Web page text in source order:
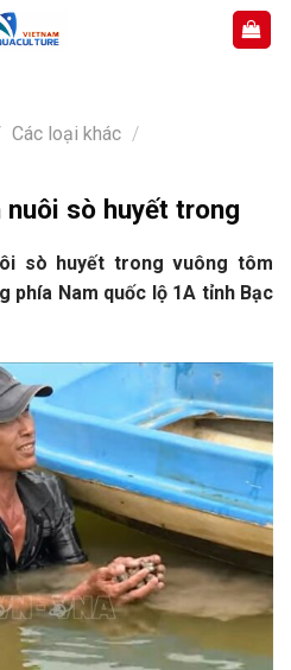
Các loại khác /
nuôi sò huyết trong
sò huyết trong vuông tôm
phía Nam quốc lộ 1A tỉnh Bạc